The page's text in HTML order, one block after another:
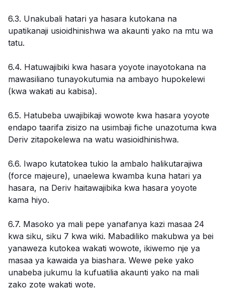
6.3. Unakubali hatari ya hasara kutokana na
upatikanaji usioidhinishwa wa akaunti yako na mtu wa
tatu.
6.4. Hatuwajibiki kwa hasara yoyote inayotokana na
mawasiliano tunayokutumia na ambayo hupokelewi
(kwa wakati au kabisa).
6.5. Hatubeba uwajibikaji wowote kwa hasara yoyote
endapo taarifa zisizo na usimbaji fiche unazotuma kwa
Deriv zitapokelewa na watu wasioidhinishwa.
6.6. Iwapo kutatokea tukio la ambalo halikutarajiwa
(force majeure), unaelewa kwamba kuna hatari ya
hasara, na Deriv haitawajibika kwa hasara yoyote
kama hiyo.
6.7. Masoko ya mali pepe yanafanya kazi masaa 24
kwa siku, siku 7 kwa wiki. Mabadiliko makubwa ya bei
yanaweza kutokea wakati wowote, ikiwemo nje ya
masaa ya kawaida ya biashara. Wewe peke yako
unabeba jukumu la kufuatilia akaunti yako na mali
zako zote wakati wote.